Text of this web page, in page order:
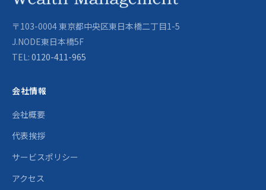
〒103-0004 東京都中央区東日本橋二丁目1-5
J.NODE東日本橋5F
TEL: 0120-411-965
会社情報
会社概要
代表挨拶
サービスポリシー
アクセス